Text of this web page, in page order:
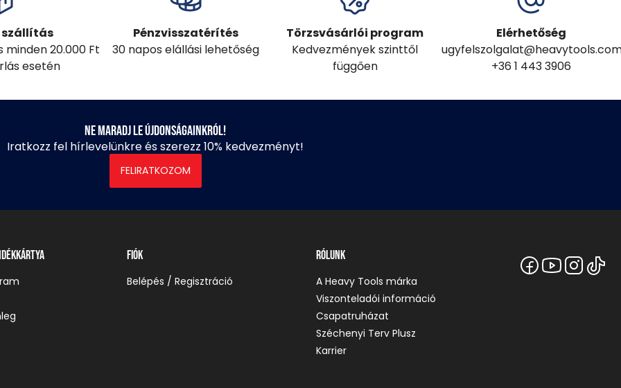
szállítás
minden 20.000 Ft
esetén
Pénzvisszatérítés
30 napos elállási lehetőség
Törzsvásárlói program
Kedvezmények szinttől
függően
Elérhetőség
+36 1 443 3906
Ne maradj le újdonságainkról!
Iratkozz fel hírlevelünkre és szerezz 10% kedvezményt!
FELIRATKOZOM
Fiók
Belépés / Regisztráció
Rólunk
A Heavy Tools márka
Viszonteladói információ
Csapatruházat
Széchenyi Terv Plusz
Karrier